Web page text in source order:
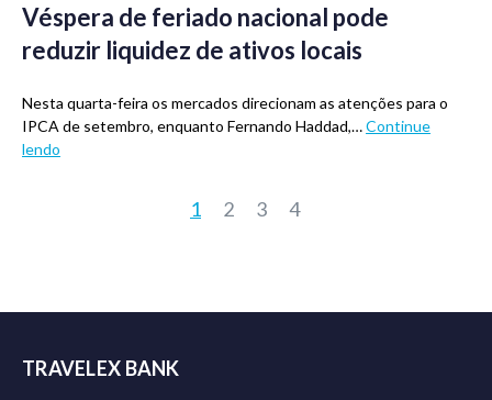
Véspera de feriado nacional pode
reduzir liquidez de ativos locais
Nesta quarta-feira os mercados direcionam as atenções para o
IPCA de setembro, enquanto Fernando Haddad,…Continue
lendo
1 2 3 4
TRAVELEX BANK